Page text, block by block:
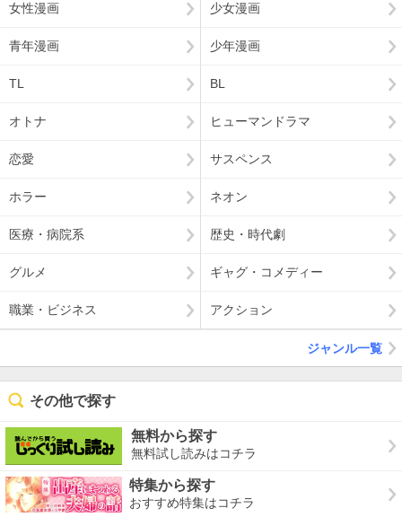
女性漫画 少女漫画
青年漫画 少年漫画
TL BL
オトナ ヒューマンドラマ
恋愛 サスペンス
ホラー ネオン
医療・病院系 歴史・時代劇
グルメ ギャグ・コメディー
職業・ビジネス アクション
ジャンル一覧
その他で探す
無料から探す
無料試し読みはコチラ
特集から探す
おすすめ特集はコチラ